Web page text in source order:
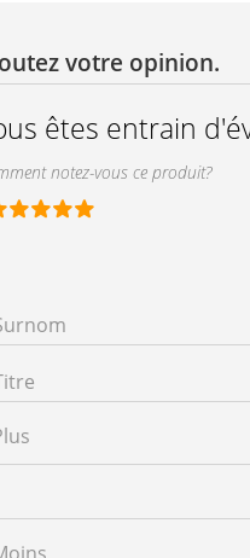
votre opinion.
êtes entrain
notez-vous ce produit?